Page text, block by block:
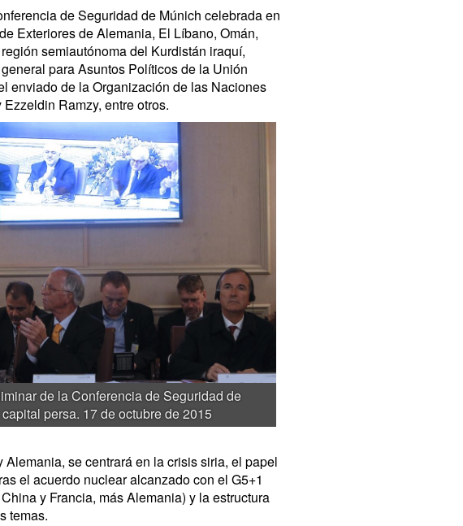
de Seguridad de Múnich celebrada en
Exteriores de Alemania, El Líbano, Omán,
semiautónoma del Kurdistán iraquí,
para Asuntos Políticos de la Unión
enviado de la Organización de las Naciones
Ramzy, entre otros.
de la Conferencia de Seguridad de
persa. 17 de octubre de 2015
se centrará en la crisis siria, el papel
el acuerdo nuclear alcanzado con el G5+1
y Francia, más Alemania) y la estructura
temas.